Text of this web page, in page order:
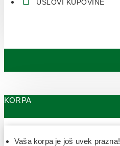
USLOVI KUPOVINE
KORPA
Vaša korpa je još uvek prazna!